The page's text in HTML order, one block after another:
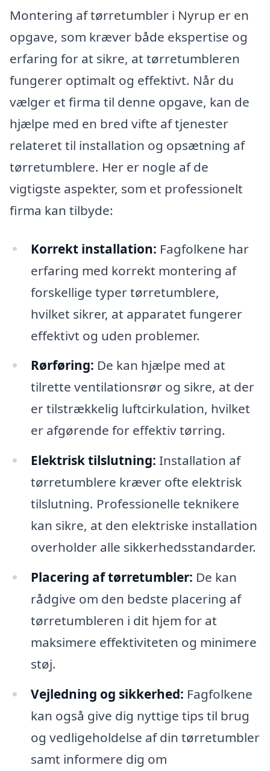
Montering af tørretumbler i Nyrup er en
opgave, som kræver både ekspertise og
erfaring for at sikre, at tørretumbleren
fungerer optimalt og effektivt. Når du
vælger et firma til denne opgave, kan de
hjælpe med en bred vifte af tjenester
relateret til installation og opsætning af
tørretumblere. Her er nogle af de
vigtigste aspekter, som et professionelt
firma kan tilbyde:
Korrekt installation: Fagfolkene har
erfaring med korrekt montering af
forskellige typer tørretumblere,
hvilket sikrer, at apparatet fungerer
effektivt og uden problemer.
Rørføring: De kan hjælpe med at
tilrette ventilationsrør og sikre, at der
er tilstrækkelig luftcirkulation, hvilket
er afgørende for effektiv tørring.
Elektrisk tilslutning: Installation af
tørretumblere kræver ofte elektrisk
tilslutning. Professionelle teknikere
kan sikre, at den elektriske installation
overholder alle sikkerhedsstandarder.
Placering af tørretumbler: De kan
rådgive om den bedste placering af
tørretumbleren i dit hjem for at
maksimere effektiviteten og minimere
støj.
Vejledning og sikkerhed: Fagfolkene
kan også give dig nyttige tips til brug
og vedligeholdelse af din tørretumbler
samt informere dig om